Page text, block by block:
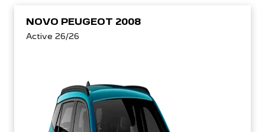
NOVO PEUGEOT 2008
Active 26/26